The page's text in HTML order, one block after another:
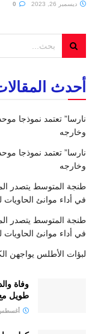
ديسمبر 26, 2023
أحدث
نارسا” تعتمد نموذجا
وخارجه
نارسا” تعتمد نموذجا
وخارجه
طنجة المتوسط يتصدر
في أداء موانئ الحاويات لعام
طنجة المتوسط يتصدر
في أداء موانئ الحاويات لعام
لبؤات الأطلس يواجهن
وفاة
طويل
أغسطس 8,